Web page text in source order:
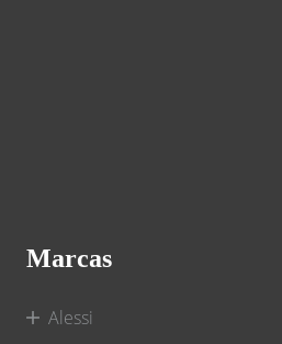
Marcas
Alessi